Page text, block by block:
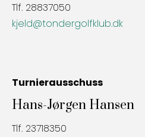
Tlf. 28837050
kjeld@tondergolfklub.dk
Turnierausschuss
Hans-Jørgen Hansen
Tlf. 23718350